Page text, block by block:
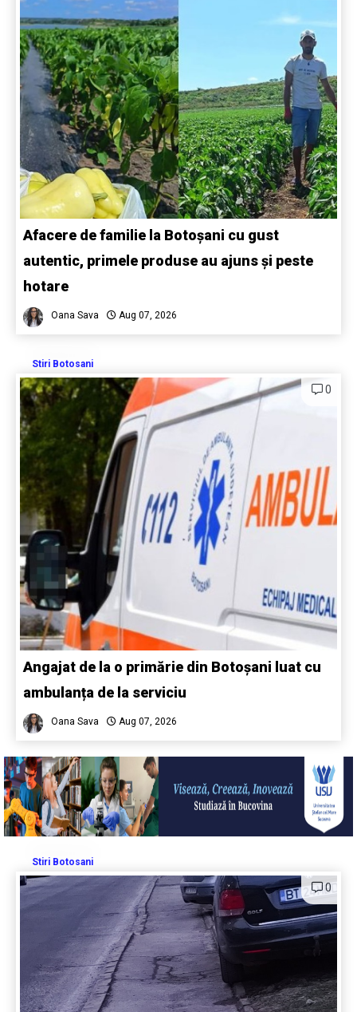
Afacere de familie la Botoșani cu gust
autentic, primele produse au ajuns și peste
hotare
Oana Sava Aug 07, 2026
Stiri Botosani
0
Angajat de la o primărie din Botoșani luat cu
ambulanța de la serviciu
Oana Sava Aug 07, 2026
Stiri Botosani
0